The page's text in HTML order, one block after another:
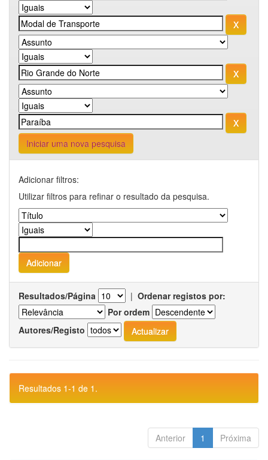
Iniciar uma nova pesquisa
Adicionar filtros:
Utilizar filtros para refinar o resultado da pesquisa.
Resultados/Página | Ordenar registos por:
Por ordem
Autores/Registo
Resultados 1-1 de 1.
Anterior 1 Próxima